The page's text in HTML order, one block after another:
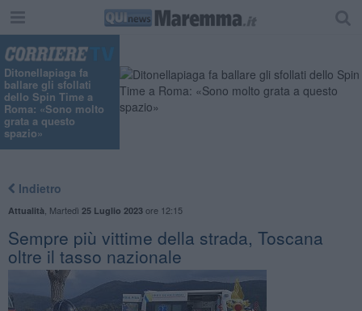
Ditonellapiaga fa
ballare gli sfollati
dello Spin Time a
Roma: «Sono molto
grata a questo
spazio»
Indietro
Attualità Martedì 25 Luglio 2023ore 12:15
Sempre più vittime della strada, Toscana
oltre il tasso nazionale